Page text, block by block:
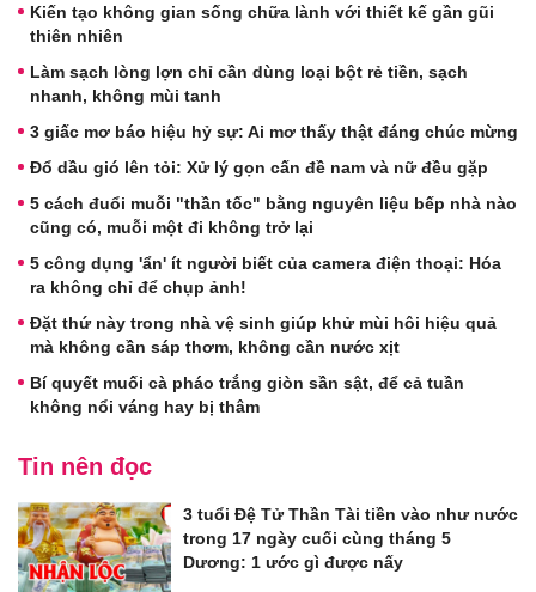
Kiến tạo không gian sống chữa lành với thiết kế gần gũi
thiên nhiên
Làm sạch lòng lợn chỉ cần dùng loại bột rẻ tiền, sạch
nhanh, không mùi tanh
3 giấc mơ báo hiệu hỷ sự: Ai mơ thấy thật đáng chúc mừng
Đổ dầu gió lên tỏi: Xử lý gọn cấn đề nam và nữ đều gặp
5 cách đuổi muỗi "thần tốc" bằng nguyên liệu bếp nhà nào
cũng có, muỗi một đi không trở lại
5 công dụng 'ẩn' ít người biết của camera điện thoại: Hóa
ra không chỉ để chụp ảnh!
Đặt thứ này trong nhà vệ sinh giúp khử mùi hôi hiệu quả
mà không cần sáp thơm, không cần nước xịt
Bí quyết muối cà pháo trắng giòn sần sật, để cả tuần
không nổi váng hay bị thâm
Tin nên đọc
3 tuổi Đệ Tử Thần Tài tiền vào như nước
trong 17 ngày cuối cùng tháng 5
Dương: 1 ước gì được nấy